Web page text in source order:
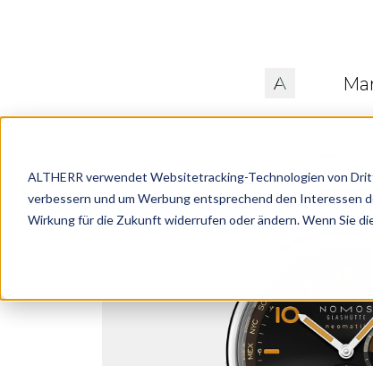
ALTHERR verwendet Websitetracking-Technologien von
verbessern und um Werbung entsprechend den Interessen
Wirkung für die Zukunft widerrufen oder ändern. Wenn Sie